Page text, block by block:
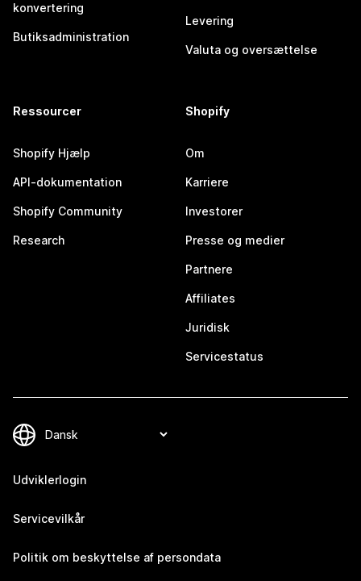
konvertering
Butiksadministration
Levering
Valuta og oversættelse
Ressourcer
Shopify Hjælp
API-dokumentation
Shopify Community
Research
Shopify
Om
Karriere
Investorer
Presse og medier
Partnere
Affiliates
Juridisk
Servicestatus
Udviklerlogin
Servicevilkår
Politik om beskyttelse af persondata